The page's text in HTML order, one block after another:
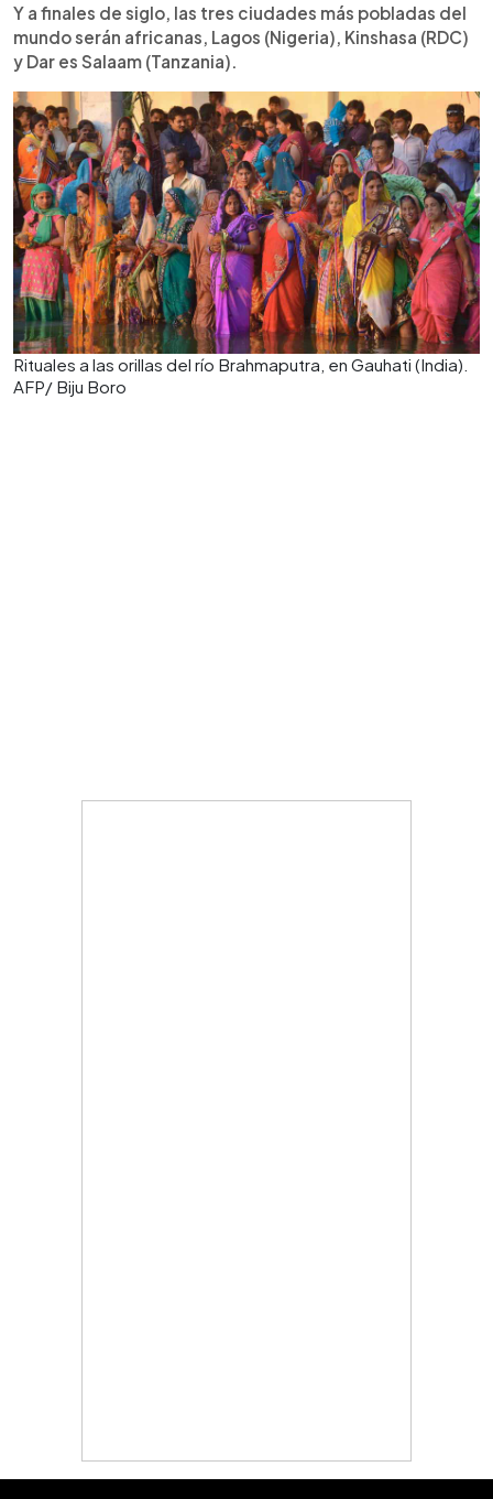
Y a finales de siglo, las tres ciudades más pobladas del
mundo serán africanas, Lagos (Nigeria), Kinshasa (RDC)
y Dar es Salaam (Tanzania).
Rituales a las orillas del río Brahmaputra, en Gauhati (India).
AFP/ Biju Boro